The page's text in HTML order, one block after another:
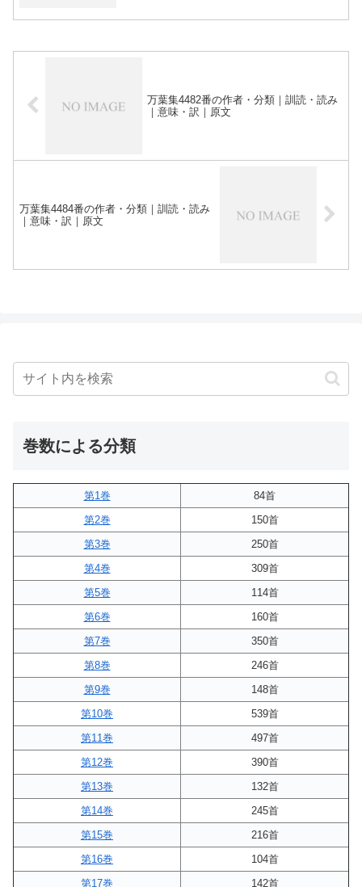
万葉集4482番の作者・分類｜訓読・読み
｜意味・訳｜原文
万葉集4484番の作者・分類｜訓読・読み
｜意味・訳｜原文
巻数による分類
第1巻
84首
第2巻
150首
第3巻
250首
第4巻
309首
第5巻
114首
第6巻
160首
第7巻
350首
第8巻
246首
第9巻
148首
第10巻
539首
第11巻
497首
第12巻
390首
第13巻
132首
第14巻
245首
第15巻
216首
第16巻
104首
第17巻
142首